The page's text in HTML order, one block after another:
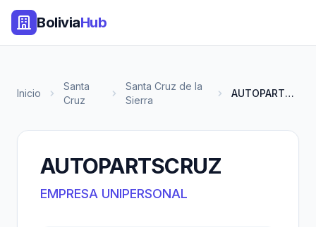
BoliviaHub
Inicio
Santa
Cruz
Santa Cruz de la
Sierra
AUTOPARTSCRUZ
AUTOPARTSCRUZ
EMPRESA UNIPERSONAL